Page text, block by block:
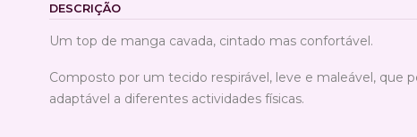
DESCRIÇÃO
Um top de manga cavada, cintado mas confortável.
Composto por um tecido respirável, leve e maleável, que
adaptável a diferentes actividades físicas.